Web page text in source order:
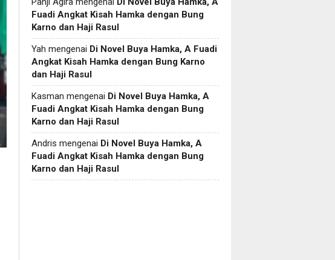
Fuadi Angkat Kisah Hamka dengan Bung
Karno dan Haji Rasul
Yah mengenai Di Novel Buya Hamka, A Fuadi
Angkat Kisah Hamka dengan Bung Karno
dan Haji Rasul
Kasman mengenai Di Novel Buya Hamka, A
Fuadi Angkat Kisah Hamka dengan Bung
Karno dan Haji Rasul
Andris mengenai Di Novel Buya Hamka, A
Fuadi Angkat Kisah Hamka dengan Bung
Karno dan Haji Rasul